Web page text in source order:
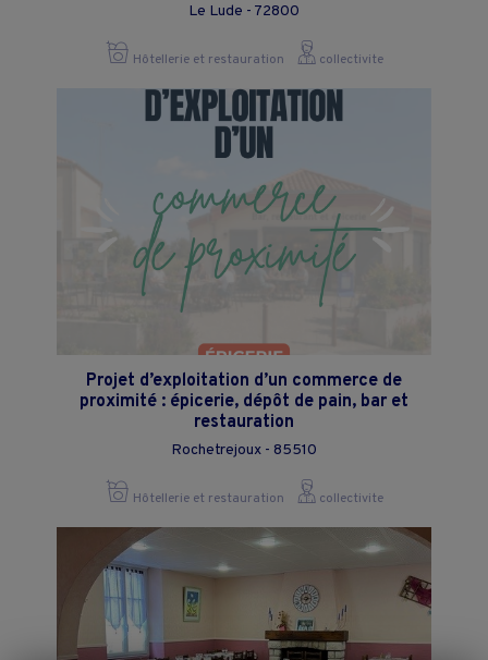
Le Lude - 72800
Hôtellerie et restauration collectivite
Projet d’exploitation d’un commerce de
proximité : épicerie, dépôt de pain, bar et
restauration
Rochetrejoux - 85510
Hôtellerie et restauration collectivite